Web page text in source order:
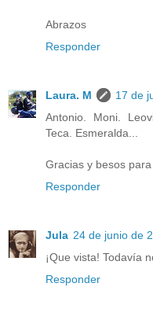
Abrazos
Responder
Laura. M
17 de
Antonio. Moni.
Teca. Esmeralda...
Gracias y besos para
Responder
Jula 24 de junio de
¡Que vista! Todavía
Responder